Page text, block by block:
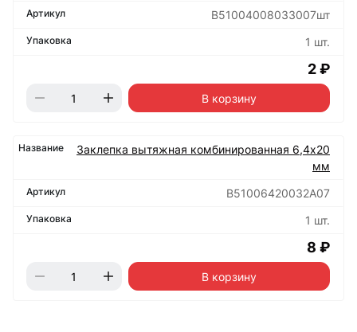
B51004008033007шт
1 шт.
2 ₽
В корзину
Заклепка вытяжная комбинированная 6,4х20
мм
B51006420032А07
1 шт.
8 ₽
В корзину